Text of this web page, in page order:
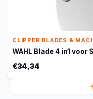
CLIPPER BLADES &
WAHL Blade 4 in1 voor
€34,34